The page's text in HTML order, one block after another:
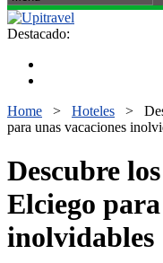
Destacado:
Home > Hoteles >
para unas vacaciones
Descubre
Elciego
inolvidables